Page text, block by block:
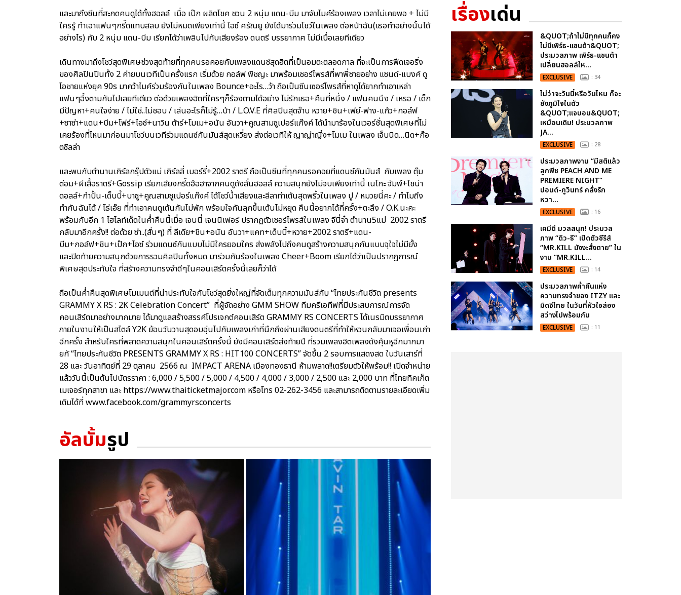
และมาถึงซีนที่สะกดคนดูได้ทั้งฮอลล์ เมื่อ เป๊ก ผลิตโชค ชวน 2 หนุ่ม แดน-บีม มาจับไมค์ร้องเพลง เวลาไม่เคยพอ + ไม่มี
ใครรู้ ทำเอาแฟนๆกรี๊ดแทบสลบ ยังไม่หมดเพียงเท่านี้ ไอซ์ ศรัณยู ยังได้มาร่วมโชว์ในเพลง ต่อหน้าฉัน(เธอทำอย่างนั้นได้
อย่างไร) กับ 2 หนุ่ม แดน-บีม เรียกได้ว่าเพลินไปกับเสียงร้อง ดนตรี บรรยากาศ ไม่มีเบื่อเลยทีเดียว
เดินทางมาถึงโชว์สุดพิเศษช่วงสุดท้ายที่ทุกคนรอคอยกับเพลงแดนซ์สุดฮิตที่เป็นอมตะตลอดกาล ที่จะเป็นการฟีดเจอริ่ง
ของศิลปินปินทั้ง 2 ค่ายบนเวทีเป็นครั้งแรก เริ่มด้วย กอล์ฟ พิชญะ มาพร้อมเซอร์ไพรส์ที่พาพี่ชายอย่าง แซนด์-แบงค์ ดู
โอชายแห่งยุค 90s มาคว้าไมค์ร่วมร้องกันในเพลง Bounce+อะไร…ว้า ถือเป็นซีนเซอร์ไพรส์ที่หาดูได้ยากทำเอาเหล่า
แฟนๆอึ้งตามกันไปเลยทีเดียว ต่อด้วยเพลงฮิตที่ใครๆก็ร้องตามได้อย่าง ไม่รักเธอ+คืนที่หนึ่ง / แฟนคนนึง / เหรอ / เด็ก
มีปัญหา+คนใจง่าย / ไม่ใช่..ไม่ชอบ / เล่นอะไรก็ไม่รู้…บ้า / L.O.V.E ที่ศิลปินสุดจ๊าบ หวาย+ชิน+เฟย์-ฟาง-แก้ว+กอล์ฟ
+ซาซ่า+แดน+บีม+โฟร์+ไอซ์+นาวิน ต้าร์+โมเม+อนัน อันวา+คูณสามซูเปอร์แก๊งค์ ได้นำมาร้องในเวอร์ชั่นสุดพิเศษที่ไม่
เคยร้องที่ไหนมาก่อนมาโชว์บนเวทีร่วมแดนซ์กันมันส์สุดเหวี่ยง ส่งต่อเวทีให้ ญาญ่าญิ๋ง+โมเม ในเพลง เจ็บนิด…นิด+ก๊อ
ตซิลล่า
และพบกับตำนานเกิร์ลกรุ๊ปตัวแม่ เกิร์ลลี่ เบอร์รี่+2002 ราตรี ถือเป็นซีนที่ทุกคนรอคอยที่แดนซ์กันมันส์ กับเพลง ตุ๊ม
ต่อม+ผีเสื้อราตรี+Gossip เรียกเสียงกรี๊ดฮือฮาจากคนดูดังลั่นฮอลล์ ความสนุกยังไม่จบเพียงเท่านี้ เนโกะ จัมพ์+ไชน่า
ดอลล์+กำปั้น-เด็บบี้+บาซู+คูณสามซูเปอร์แก๊งค์ ได้โชว์น้ำเสียงและลีลาท่าเต้นสุดพริ้วในเพลง ปู / หมวยนี่คะ / ทำไมถึง
ทำกันฉันได้ / โธ่เอ๊ย ที่ทำเอาคนดูเต้นกันไม่พัก พร้อมใจกันลุกขึ้นเต้นไม่หยุด คืนนี้อยากได้กี่ครั้ง+ตะลึง / O.K.นะคะ
พร้อมกับอีก 1 ไฮไลท์เด็ดในค่ำคืนนี้เมื่อ เจนนี่ เจนนิเฟอร์ ปรากฏตัวเซอร์ไพรส์ในเพลง จีนี่จ๋า ตำนาน5แม่ 2002 ราตรี
กลับมาอีกครั้ง!! ต่อด้วย ซ่า..(สั่นๆ) ที่ ลีเดีย+ชิน+อนัน อันวา+แคท+เด็บบี้+หวาย+2002 ราตรี+แดน-
บีม+กอล์ฟ+ชิน+เป๊ก+ไอซ์ ร่วมแดนซ์กันแบบไม่มีใครยอมใคร ส่งพลังไปถึงคนดูสร้างความสนุกกันแบบจุใจไม่มียั้ง
และปิดท้ายความสนุกด้วยการรวมศิลปินทั้งหมด มาร่วมกันร้องในเพลง Cheer+Boom เรียกได้ว่าเป็นปรากฎการณ์
พิเศษสุดประทับใจ ที่สร้างความทรงจำดีๆในคอนเสิร์ตครั้งนี้เลยก็ว่าได้
ถือเป็นค่ำคืนสุดพิเศษโมเมนต์ที่น่าประทับใจกับโชว์สุดยิ่งใหญ่ที่จัดเต็มทุกความมันส์กับ “ไทยประกันชีวิต presents
GRAMMY X RS : 2K Celebration Concert” ที่ผู้จัดอย่าง GMM SHOW ทีมครีเอทีฟที่มีประสบการณ์การจัด
คอนเสิร์ตมาอย่างมากมาย ได้มาดูแลสร้างสรรค์โปรเจกต์คอนเสิร์ต GRAMMY RS CONCERTS ได้เนรมิตบรรยากาศ
ภายในงานให้เป็นสไตล์ Y2K ย้อนวันวานสุดอบอุ่นไปกับเพลงเก่าที่นึกถึงผ่านเสียงดนตรีที่ทำให้หวนกลับมาเจอเพื่อนเก่า
อีกครั้ง สำหรับใครที่พลาดความสนุกในคอนเสิร์ตครั้งนี้ ยังมีคอนเสิร์ตส่งท้ายปี ที่รวมเพลงฮิตเพลงดังคุ้นหูอีกมากมา
ยกั “ไทยประกันชีวิต PRESENTS GRAMMY X RS : HIT100 CONCERTS” จัดขึ้น 2 รอบการแสดงสด ในวันเสาร์ที่
28 และ วันอาทิตย์ที่ 29 ตุลาคม 2566 ณ IMPACT ARENA เมืองทองธานี ห้ามพลาด!!เตรียมตัวให้พร้อม!! เปิดจำหน่าย
แล้ววันนี้เป็นต้นไปบัตรราคา : 6,000 / 5,500 / 5,000 / 4,500 / 4,000 / 3,000 / 2,500 และ 2,000 บาท ที่ไทยทิคเก็ต
เมเจอร์ทุกสาขา และ https://www.thaiticketmajor.com หรือโทร 02-262-3456 และสามารถติดตามรายละเอียดเพิ่ม
เติมได้ที่ www.facebook.com/grammyrsconcerts
อัลบั้มรูป
เรื่องเด่น
&QUOT;ถ้าไม่มีทุกคนก็คง
ไม่มีเพิร์ธ-แซนต้า&QUOT;
ประมวลภาพ เพิร์ธ-แซนต้า
เปลี่ยนฮอลล์ให...
EXCLUSIVE : 34
ไม่ว่าจะวันนี้หรือวันไหน ก็จะ
ยังภูมิใจในตัว
&QUOT;แจบอม&QUOT;
เหมือนเดิม! ประมวลภาพ
JA...
EXCLUSIVE : 28
ประมวลภาพงาน “มีสติแล้ว
ลูกพีช PEACH AND ME
PREMIERE NIGHT”
ปอนด์-ภูวินทร์ คลั่งรัก
หวา...
EXCLUSIVE : 16
เคมีดี มวลสนุก! ประมวล
ภาพ “ดิว-ธี” เปิดตัวซีรีส์
“MR.KILL มังงะสั่งตาย” ใน
งาน “MR.KILL...
EXCLUSIVE : 14
ประมวลภาพค่ำคืนแห่ง
ความทรงจำของ ITZY และ
มิดจีไทย ในวันที่หัวใจส่อง
สว่างไปพร้อมกัน
EXCLUSIVE : 11